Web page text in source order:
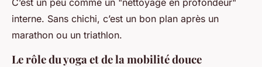
interne. Sans chichi, c’est un bon plan après un
marathon ou un triathlon.
Le rôle du yoga et de la mobilité douce